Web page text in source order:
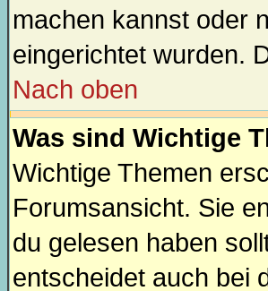
machen kannst oder
eingerichtet wurden.
Nach oben
Was sind Wichtige
Wichtige Themen
Forumsansicht. Sie
du gelesen haben
entscheidet auch bei